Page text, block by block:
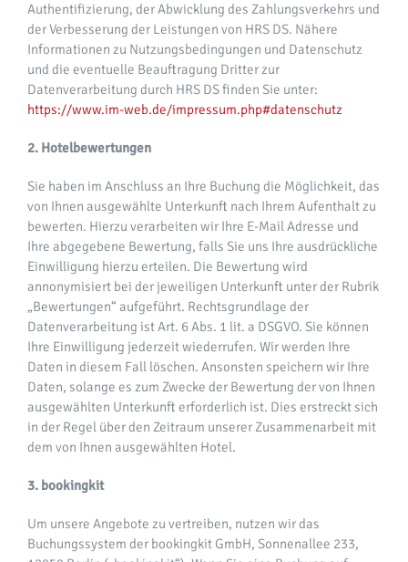
Authentifizierung, der Abwicklung des Zahlungsverkehrs und
der Verbesserung der Leistungen von HRS DS. Nähere
Informationen zu Nutzungsbedingungen und Datenschutz
und die eventuelle Beauftragung Dritter zur
Datenverarbeitung durch HRS DS finden Sie unter:
https://www.im-web.de/impressum.php#datenschutz
2. Hotelbewertungen
Sie haben im Anschluss an Ihre Buchung die Möglichkeit, das
von Ihnen ausgewählte Unterkunft nach Ihrem Aufenthalt zu
bewerten. Hierzu verarbeiten wir Ihre E-Mail Adresse und
Ihre abgegebene Bewertung, falls Sie uns Ihre ausdrückliche
Einwilligung hierzu erteilen. Die Bewertung wird
annonymisiert bei der jeweiligen Unterkunft unter der Rubrik
„Bewertungen“ aufgeführt. Rechtsgrundlage der
Datenverarbeitung ist Art. 6 Abs. 1 lit. a DSGVO. Sie können
Ihre Einwilligung jederzeit wiederrufen. Wir werden Ihre
Daten in diesem Fall löschen. Ansonsten speichern wir Ihre
Daten, solange es zum Zwecke der Bewertung der von Ihnen
ausgewählten Unterkunft erforderlich ist. Dies erstreckt sich
in der Regel über den Zeitraum unserer Zusammenarbeit mit
dem von Ihnen ausgewählten Hotel.
3. bookingkit
Um unsere Angebote zu vertreiben, nutzen wir das
Buchungssystem der bookingkit GmbH, Sonnenallee 233,